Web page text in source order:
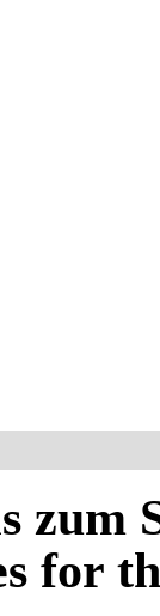
zum
for